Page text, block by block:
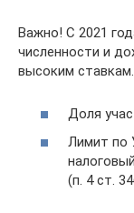
Важно! С 2021
численности и
высоким
Доля
Лимит по
(п. 4 ст.